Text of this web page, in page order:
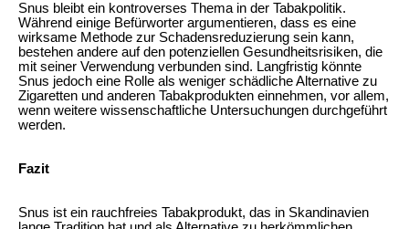
Snus bleibt ein kontroverses Thema in der Tabakpolitik.
Während einige Befürworter argumentieren, dass es eine
wirksame Methode zur Schadensreduzierung sein kann,
bestehen andere auf den potenziellen Gesundheitsrisiken, die
mit seiner Verwendung verbunden sind. Langfristig könnte
Snus jedoch eine Rolle als weniger schädliche Alternative zu
Zigaretten und anderen Tabakprodukten einnehmen, vor allem,
wenn weitere wissenschaftliche Untersuchungen durchgeführt
werden.
Fazit
Snus ist ein rauchfreies Tabakprodukt, das in Skandinavien